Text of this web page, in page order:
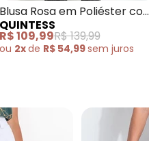
Blusa Rosa em Poliéster com
Elastano
QUINTESS
R$ 109,99R$ 139,99
ou 2xde R$ 54,99sem juros